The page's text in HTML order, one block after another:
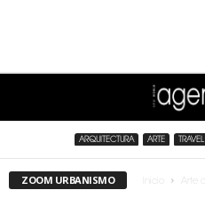
ARQUITECTURA ARTE TRAVEL
ZOOM URBANISMO Arte